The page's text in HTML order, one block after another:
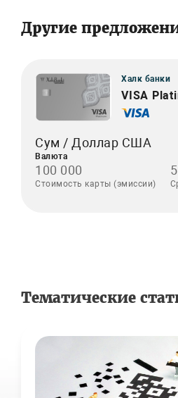
Другие
Халк банки
VISA
Сум / Доллар США
Валюта
100 000
Стоимость карты (эмиссии)
Тематические